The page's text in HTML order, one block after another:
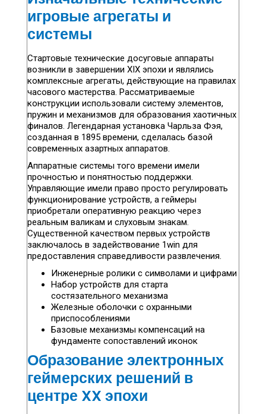
игровые агрегаты и
системы
Стартовые технические досуговые аппараты
возникли в завершении XIX эпохи и являлись
комплексные агрегаты, действующие на правилах
часового мастерства. Рассматриваемые
конструкции использовали систему элементов,
пружин и механизмов для образования хаотичных
финалов. Легендарная установка Чарльза Фэя,
созданная в 1895 времени, сделалась базой
современных азартных аппаратов.
Аппаратные системы того времени имели
прочностью и понятностью поддержки.
Управляющие имели право просто регулировать
функционирование устройств, а геймеры
приобретали оперативную реакцию через
реальным валикам и слуховым знакам.
Существенной качеством первых устройств
заключалось в задействование 1win для
предоставления справедливости развлечения.
Инженерные ролики с символами и цифрами
Набор устройств для старта
состязательного механизма
Железные оболочки с охранными
приспособлениями
Базовые механизмы компенсаций на
фундаменте сопоставлений иконок
Образование электронных
геймерских решений в
центре XX эпохи